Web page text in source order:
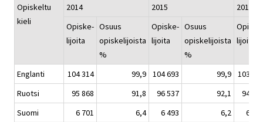
Opiskeltu
kieli
2014 2015
2016
Opiske-
lijoita
Osuus
opiskelijoista
%
Opiske-
lijoita
Osuus
opiskelijoista
%
lijoita
Englanti 104 314 99,9 104 693 99,9
103
Ruotsi
95 868 91,8 96 537 92,1
94
Suomi
6 701 6,4 6 493 6,2
6